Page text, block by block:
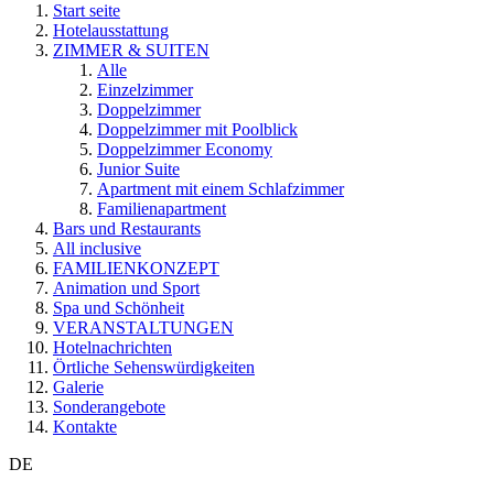
Start seite
Hotelausstattung
ZIMMER & SUITEN
Alle
Einzelzimmer
Doppelzimmer
Doppelzimmer mit Poolblick
Doppelzimmer Economy
Junior Suite
Apartment mit einem Schlafzimmer
Familienapartment
Bars und Restaurants
All inclusive
FAMILIENKONZEPT
Animation und Sport
Spa und Schönheit
VERANSTALTUNGEN
Hotelnachrichten
Örtliche Sehenswürdigkeiten
Galerie
Sonderangebote
Kontakte
DE